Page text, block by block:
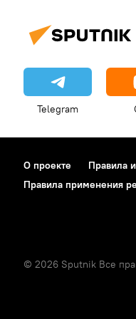
Telegram
О проекте Правила
Правила применения
© 2026 Sputnik Все